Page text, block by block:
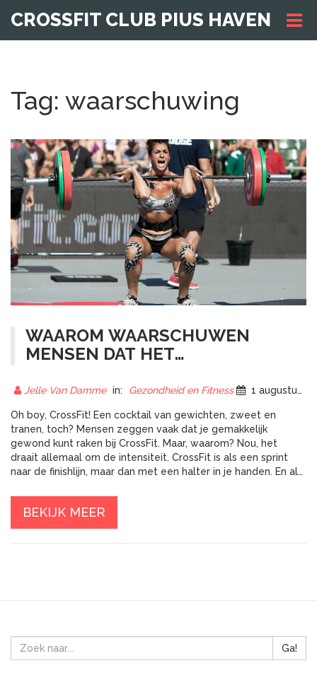
CROSSFIT CLUB PIUS HAVEN
Tag: waarschuwing
WAAROM WAARSCHUWEN
MENSEN DAT HET
TE RAKEN BIJ HET DOEN VAN
CROSSFIT?
Jelle Van Damme in: Gezondheid en Fitness 1 augustus 2023
Oh boy, CrossFit! Een cocktail van gewichten, zweet en
tranen, toch? Mensen zeggen vaak dat je gemakkelijk
gewond kunt raken bij CrossFit. Maar, waarom? Nou, het
draait allemaal om de intensiteit. CrossFit is als een sprint
naar de finishlijn, maar dan met een halter in je handen. En als
gemakkelijk een blessure oplopen. Dus, de volgende keer
dat je die kettlebell oppakt, herinner jezelf eraan om het
rustig aan te doen! Maar hey, geen zorgen, met de juiste
BEKIJK MEER
Ga!